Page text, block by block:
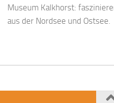
Museum Kalkhorst:
aus der Nordsee und Ostsee.